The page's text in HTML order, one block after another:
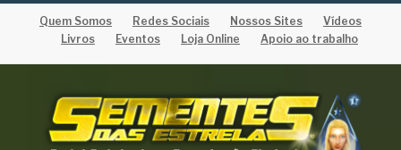
Quem Somos Redes Sociais Nossos Sites
Vídeos
Livros
Eventos Loja Online Apoio ao trabalho